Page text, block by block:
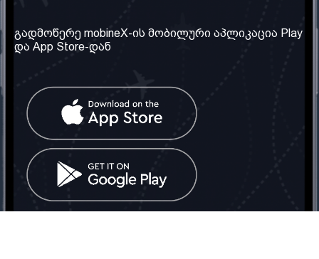
ჩვენ შესახებ
ჩვენი სერვისები
წესები და პირობები
კითხვები
კონტაქტი
საქართველო: თბილისი
ტელ: 032 2 04 00 50
ელ. ფოსტა:
info@mobinex.ge
სოციალური ქსელი
გადმოწერე mobineX-ის მობილური აპლიკაცია Play
და App Store-დან